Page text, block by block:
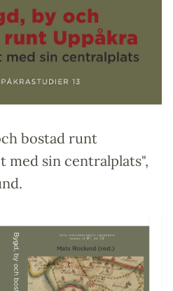
bostad runt
med sin centralplats",